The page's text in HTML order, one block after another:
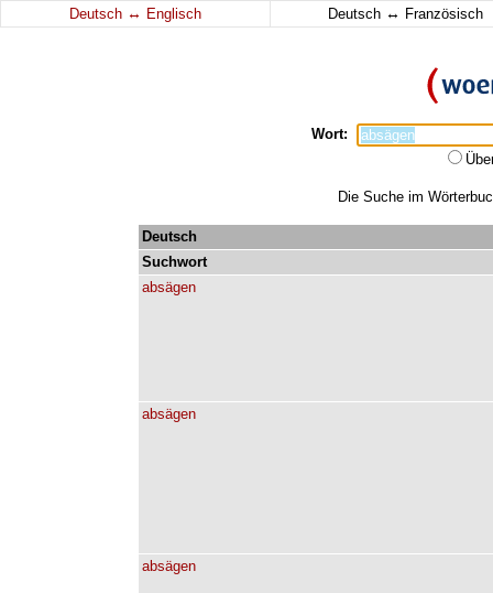
Deutsch ↔ Englisch Deutsch ↔ Französisch
Wort:
Die Suche im
Deutsch
Suchwort
absägen
absägen
absägen